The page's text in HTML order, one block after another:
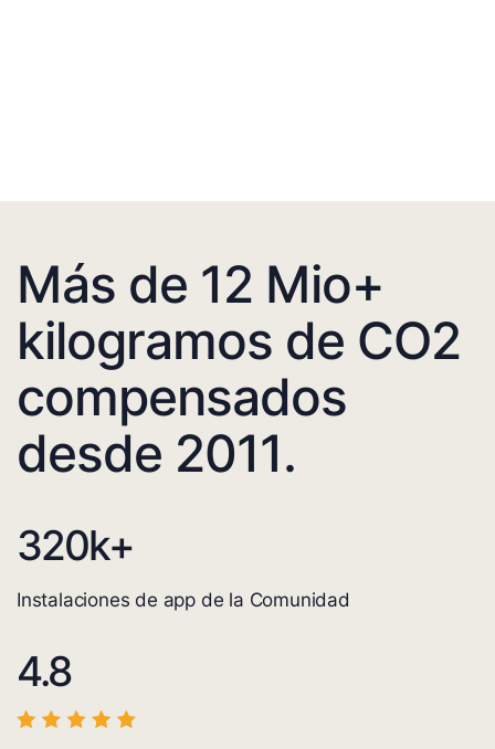
Más de 12 Mio+
kilogramos de CO2
compensados
desde 2011.
320k+
Instalaciones de app de la Comunidad
4.8